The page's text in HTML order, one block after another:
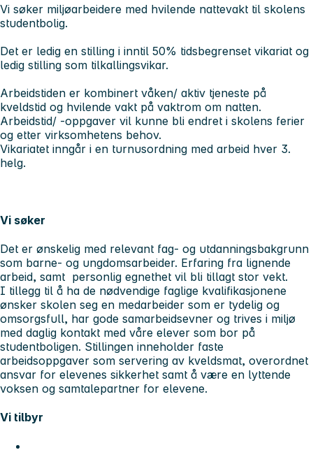
Vi søker miljøarbeidere med hvilende nattevakt til skolens
studentbolig.
Det er ledig en stilling i inntil 50% tidsbegrenset vikariat og
ledig stilling som tilkallingsvikar.
Arbeidstiden er kombinert våken/ aktiv tjeneste på
kveldstid og hvilende vakt på vaktrom om natten.
Arbeidstid/ -oppgaver vil kunne bli endret i skolens ferier
og etter virksomhetens behov.
Vikariatet inngår i en turnusordning med arbeid hver 3.
helg.
Vi søker
Det er ønskelig med relevant fag- og utdanningsbakgrunn
som barne- og ungdomsarbeider. Erfaring fra lignende
arbeid, samt personlig egnethet vil bli tillagt stor vekt.
I tillegg til å ha de nødvendige faglige kvalifikasjonene
ønsker skolen seg en medarbeider som er tydelig og
omsorgsfull, har gode samarbeidsevner og trives i miljø
med daglig kontakt med våre elever som bor på
studentboligen. Stillingen inneholder faste
arbeidsoppgaver som servering av kveldsmat, overordnet
ansvar for elevenes sikkerhet samt å være en lyttende
voksen og samtalepartner for elevene.
Vi tilbyr